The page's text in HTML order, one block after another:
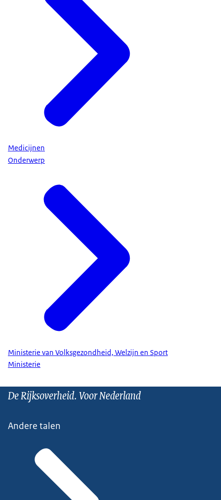
Medicijnen
Onderwerp
Ministerie van Volksgezondheid, Welzijn en Sport
Ministerie
De Rijksoverheid. Voor Nederland
Andere talen